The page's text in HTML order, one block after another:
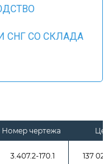
СНГ СО СКЛАДА
Номер чертежа
3.407.2-170.1 137 020